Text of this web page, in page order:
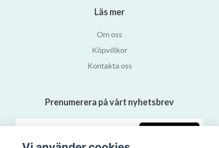
Läs mer
Om oss
Köpvillkor
Kontakta oss
Prenumerera på vårt nyhetsbrev